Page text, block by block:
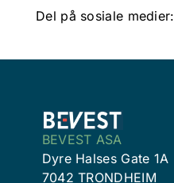
Del på sosiale medier:
BEVEST ASA
Dyre Halses Gate 1A
7042 TRONDHEIM